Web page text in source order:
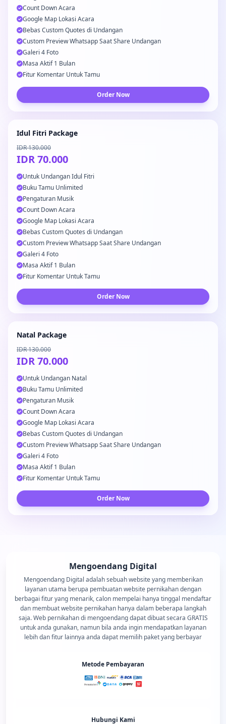
Count Down Acara
Google Map Lokasi Acara
Bebas Custom Quotes di Undangan
Custom Preview Whatsapp Saat Share Undangan
Galeri 4 Foto
Masa Aktif 1 Bulan
Fitur Komentar Untuk Tamu
Order Now
Idul Fitri Package
IDR 130.000
IDR 70.000
Untuk Undangan Idul Fitri
Buku Tamu Unlimited
Pengaturan Musik
Count Down Acara
Google Map Lokasi Acara
Bebas Custom Quotes di Undangan
Custom Preview Whatsapp Saat Share Undangan
Galeri 4 Foto
Masa Aktif 1 Bulan
Fitur Komentar Untuk Tamu
Order Now
Natal Package
IDR 130.000
IDR 70.000
Untuk Undangan Natal
Buku Tamu Unlimited
Pengaturan Musik
Count Down Acara
Google Map Lokasi Acara
Bebas Custom Quotes di Undangan
Custom Preview Whatsapp Saat Share Undangan
Galeri 4 Foto
Masa Aktif 1 Bulan
Fitur Komentar Untuk Tamu
Order Now
Mengoendang Digital
Mengoendang Digital adalah sebuah website yang memberikan
layanan utama berupa pembuatan website pernikahan dengan
berbagai fitur yang menarik, calon mempelai hanya tinggal mendaftar
dan membuat website pernikahan hanya dalam beberapa langkah
saja. Web pernikahan di mengoendang dapat dibuat secara GRATIS
untuk anda gunakan, namun bila anda ingin mendapatkan layanan
lebih dan fitur lainnya anda dapat memilih paket yang berbayar
Metode Pembayaran
Hubungi Kami